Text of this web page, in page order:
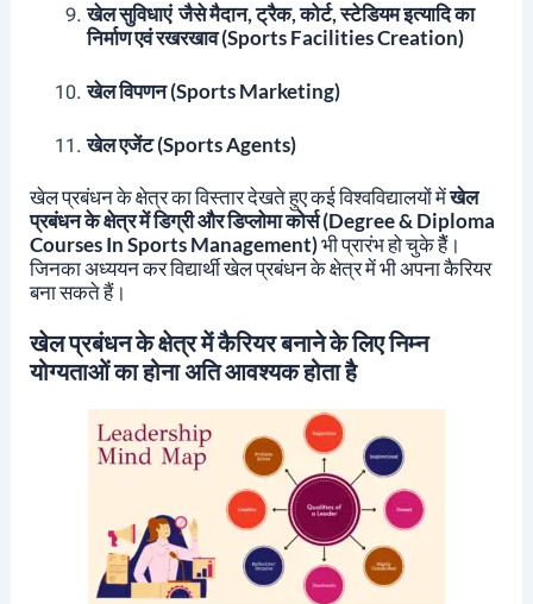
खेल सुविधाएं जैसे मैदान, ट्रैक, कोर्ट, स्टेडियम इत्यादि का
निर्माण एवं रखरखाव (Sports Facilities Creation)
खेल विपणन (Sports Marketing)
खेल एजेंट (Sports Agents)
खेल प्रबंधन के क्षेत्र का विस्तार देखते हुए कई विश्वविद्यालयों मेंखेल
प्रबंधन के क्षेत्र में डिग्री और डिप्लोमा कोर्स (Degree & Diploma
Courses In Sports Management)भी प्रारंभ हो चुके हैैं।
जिनका अध्ययन कर विद्यार्थी खेल प्रबंधन के क्षेत्र में भी अपना कैरियर
बना सकते हैं।
खेल प्रबंधन के क्षेत्र में कैरियर बनाने के लिए निम्न
योग्यताओं का होना अति आवश्यक होता है